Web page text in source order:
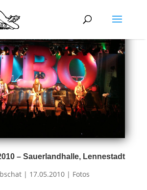
– Sauerlandhalle, Lennestadt
| 17.05.2010| Fotos